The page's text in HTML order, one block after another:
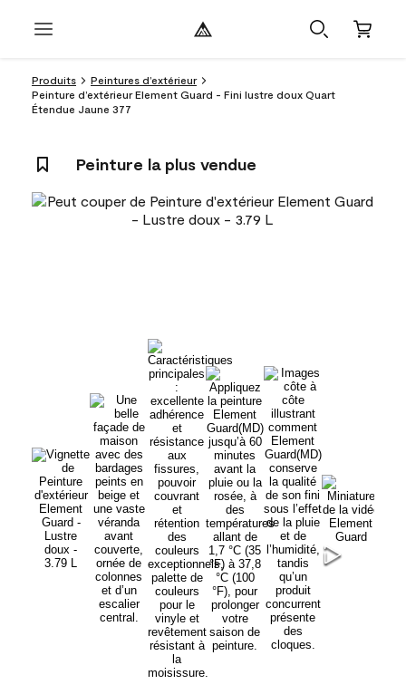
Produits
Peintures d’extérieur
Peinture d’extérieur Element Guard - Fini lustre doux Quart
Étendue Jaune 377
Peinture la plus vendue